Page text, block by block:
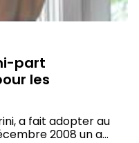
part
les
a fait adopter au
2008 un a...